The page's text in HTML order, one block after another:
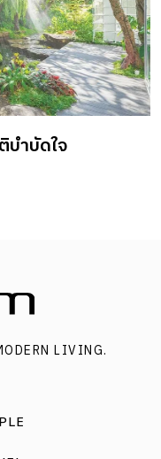
บำบัดใจ
LIVING.